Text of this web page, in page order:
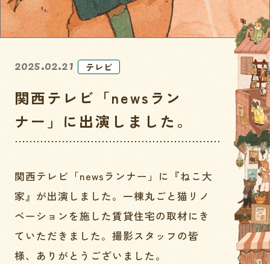
2025.02.21 テレビ
関西テレビ「newsラン
ナー」に出演しました。
関西テレビ「newsランナー」に『ねこ大
家』が出演しました。一棟丸ごと猫リノ
ベーションを施した賃貸住宅の取材にき
ていただきました。撮影スタッフの皆
様、ありがとうございました。